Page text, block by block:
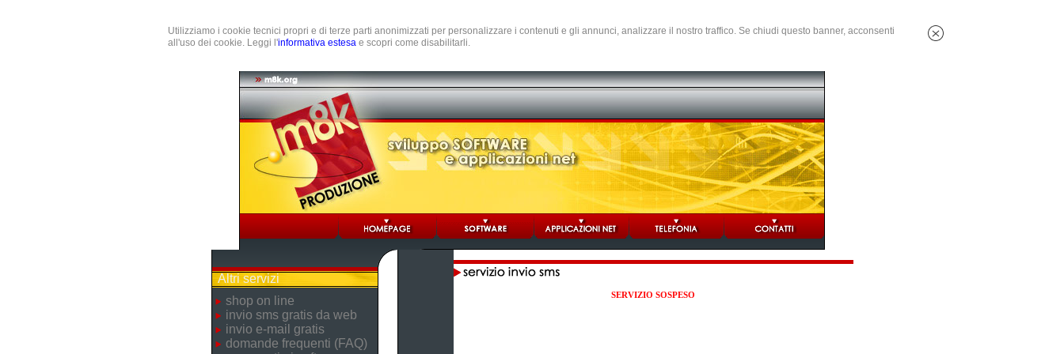
Utilizziamo i cookie tecnici propri e di terze parti anonimizzati per personalizzare i contenuti e gli annunci, analizzare il nostro traffico. Se chiudi questo banner, acconsenti
all'uso dei cookie. Leggi l'informativa estesa e scopri come disabilitarli.
Altri servizi
shop on line
invio sms gratis da web
invio e-mail gratis
domande frequenti (FAQ)
SERVIZIO SOSPESO